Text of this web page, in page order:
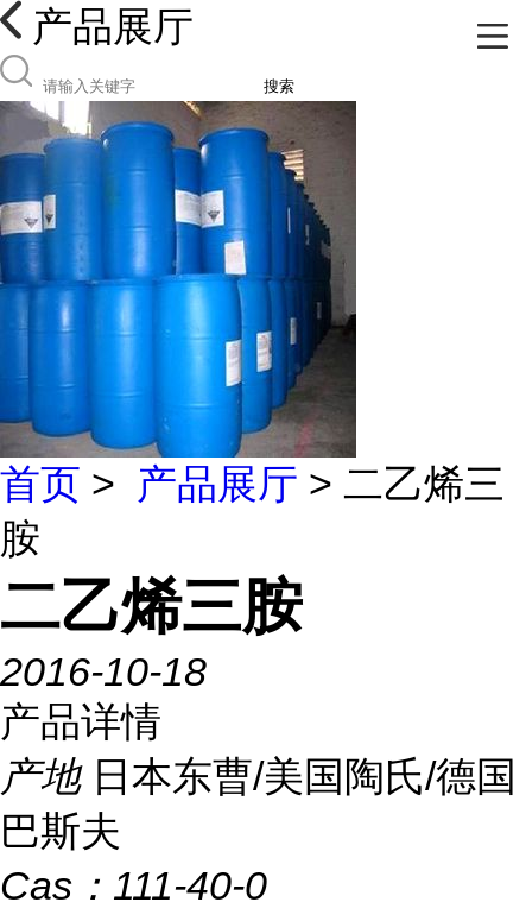
产品展厅
搜索
首页 > 产品展厅 > 二乙烯三
胺
二乙烯三胺
2016-10-18
产品详情
产地 日本东曹/美国陶氏/德国
巴斯夫
Cas： 111-40-0